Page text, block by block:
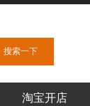
淘宝开店